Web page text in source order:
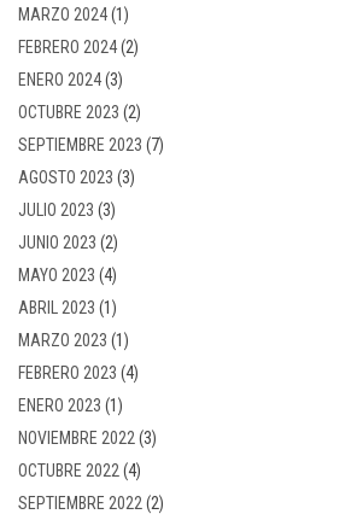
MARZO 2024(1)
FEBRERO 2024(2)
ENERO 2024(3)
OCTUBRE 2023 (2)
SEPTIEMBRE 2023 (7)
AGOSTO 2023 (3)
JULIO 2023 (3)
JUNIO 2023 (2)
MAYO 2023 (4)
ABRIL 2023 (1)
MARZO 2023 (1)
FEBRERO 2023 (4)
ENERO 2023 (1)
NOVIEMBRE 2022 (3)
OCTUBRE 2022 (4)
SEPTIEMBRE 2022 (2)